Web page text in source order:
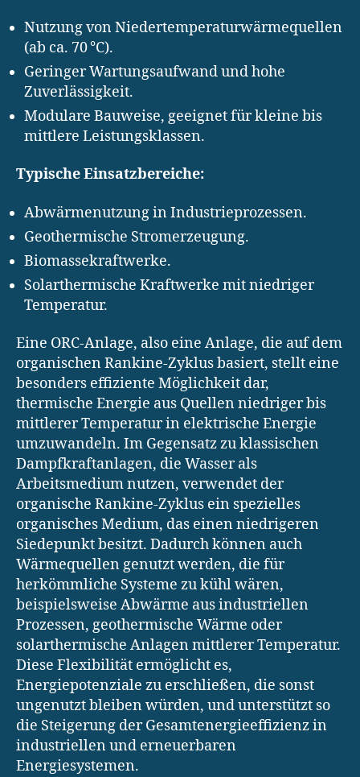
Nutzung von Niedertemperaturwärmequellen
(ab ca. 70 °C).
Geringer Wartungsaufwand und hohe
Zuverlässigkeit.
Modulare Bauweise, geeignet für kleine bis
mittlere Leistungsklassen.
Typische Einsatzbereiche:
Abwärmenutzung in Industrieprozessen.
Geothermische Stromerzeugung.
Biomassekraftwerke.
Solarthermische Kraftwerke mit niedriger
Temperatur.
Eine ORC-Anlage, also eine Anlage, die auf dem
organischen Rankine-Zyklus basiert, stellt eine
besonders effiziente Möglichkeit dar,
thermische Energie aus Quellen niedriger bis
mittlerer Temperatur in elektrische Energie
umzuwandeln. Im Gegensatz zu klassischen
Dampfkraftanlagen, die Wasser als
Arbeitsmedium nutzen, verwendet der
organische Rankine-Zyklus ein spezielles
organisches Medium, das einen niedrigeren
Siedepunkt besitzt. Dadurch können auch
Wärmequellen genutzt werden, die für
herkömmliche Systeme zu kühl wären,
beispielsweise Abwärme aus industriellen
Prozessen, geothermische Wärme oder
solarthermische Anlagen mittlerer Temperatur.
Diese Flexibilität ermöglicht es,
Energiepotenziale zu erschließen, die sonst
ungenutzt bleiben würden, und unterstützt so
die Steigerung der Gesamtenergieeffizienz in
industriellen und erneuerbaren
Energiesystemen.